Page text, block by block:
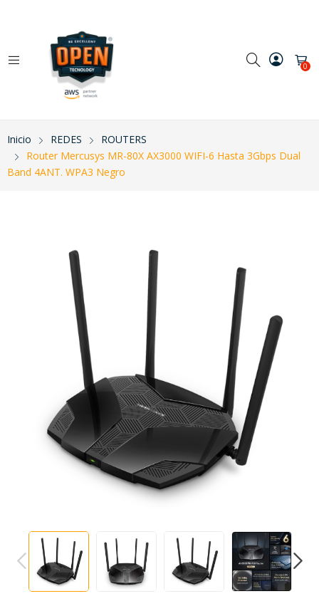
0
Inicio REDES
ROUTERS
Router Mercusys MR-80X AX3000 WIFI-6 Hasta 3Gbps Dual
Band 4ANT. WPA3 Negro
PREVIOUS NEXT